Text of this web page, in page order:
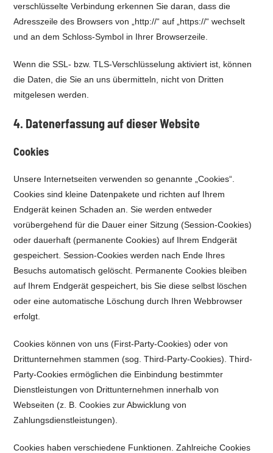
verschlüsselte Verbindung erkennen Sie daran, dass die
Adresszeile des Browsers von „http://“ auf „https://“ wechselt
und an dem Schloss-Symbol in Ihrer Browserzeile.
Wenn die SSL- bzw. TLS-Verschlüsselung aktiviert ist, können
die Daten, die Sie an uns übermitteln, nicht von Dritten
mitgelesen werden.
4. Datenerfassung auf dieser Website
Cookies
Unsere Internetseiten verwenden so genannte „Cookies“.
Cookies sind kleine Datenpakete und richten auf Ihrem
Endgerät keinen Schaden an. Sie werden entweder
vorübergehend für die Dauer einer Sitzung (Session-Cookies)
oder dauerhaft (permanente Cookies) auf Ihrem Endgerät
gespeichert. Session-Cookies werden nach Ende Ihres
Besuchs automatisch gelöscht. Permanente Cookies bleiben
auf Ihrem Endgerät gespeichert, bis Sie diese selbst löschen
oder eine automatische Löschung durch Ihren Webbrowser
erfolgt.
Cookies können von uns (First-Party-Cookies) oder von
Drittunternehmen stammen (sog. Third-Party-Cookies). Third-
Party-Cookies ermöglichen die Einbindung bestimmter
Dienstleistungen von Drittunternehmen innerhalb von
Webseiten (z. B. Cookies zur Abwicklung von
Zahlungsdienstleistungen).
Cookies haben verschiedene Funktionen. Zahlreiche Cookies